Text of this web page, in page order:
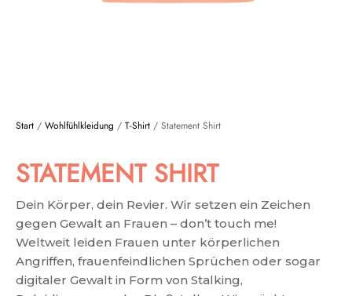
Start / Wohlfühlkleidung / T-Shirt / Statement Shirt
STATEMENT SHIRT
Dein Körper, dein Revier. Wir setzen ein Zeichen
gegen Gewalt an Frauen – don’t touch me!
Weltweit leiden Frauen unter körperlichen
Angriffen, frauenfeindlichen Sprüchen oder sogar
digitaler Gewalt in Form von Stalking,